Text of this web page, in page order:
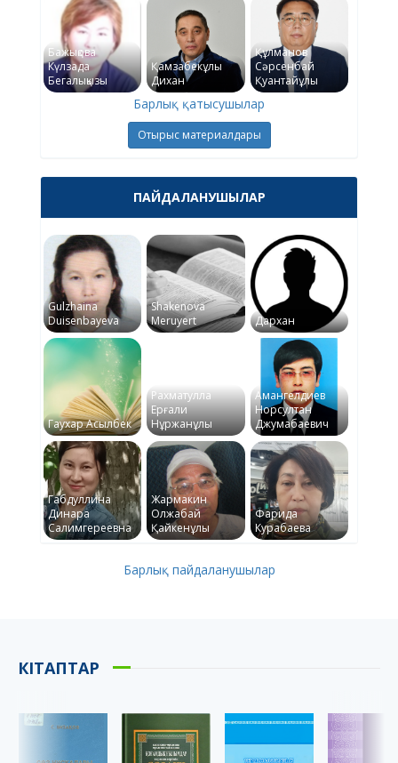
Бажықова
Күлзада
Бегалықызы
Қамзабекұлы
Дихан
Құлманов
Сәрсенбай
Қуантайұлы
Барлық қатысушылар
Отырыс материалдары
ПАЙДАЛАНУШЫЛАР
Gulzhaina
Duisenbayeva
Shakenova
Meruyert
Дархан
Гаухар Асылбек
Рахматулла
Ерғали
Нұржанұлы
Амангелдиев
Норсултан
Джумабаевич
Габдуллина
Динара
Салимгереевна
Жармакин
Олжабай
Қайкенұлы
Фарида
Курабаева
Барлық пайдаланушылар
КІТАПТАР